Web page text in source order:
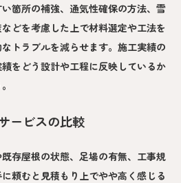
箇所の補強、通気性確保の方法、雪
どを考慮した上で材料選定や工法を
トラブルを減らせます。施工実績の
をどう設計や工程に反映しているか
ービスの比較
存屋根の状態、足場の有無、工事規
頼むと見積もり上でやや高く感じる